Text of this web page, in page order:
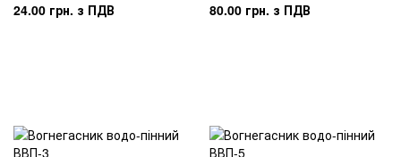
24.00 грн. з ПДВ 80.00 грн. з ПДВ